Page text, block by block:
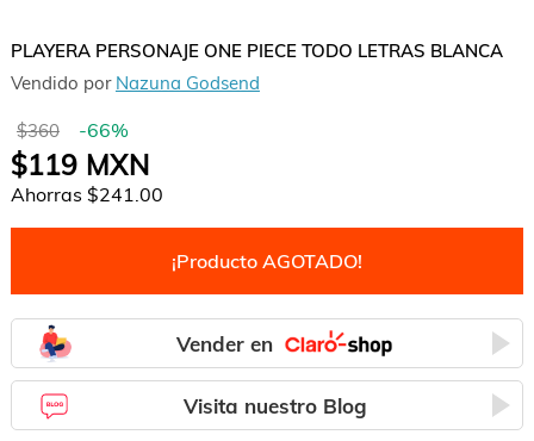
PLAYERA PERSONAJE ONE PIECE TODO LETRAS BLANCA
Vendido por Nazuna Godsend
$360 -66%
$119MXN
Ahorras $241.00
¡Producto AGOTADO!
Vender en
Visita nuestro Blog